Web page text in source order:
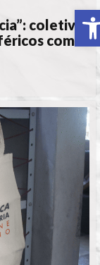
coletivo
com